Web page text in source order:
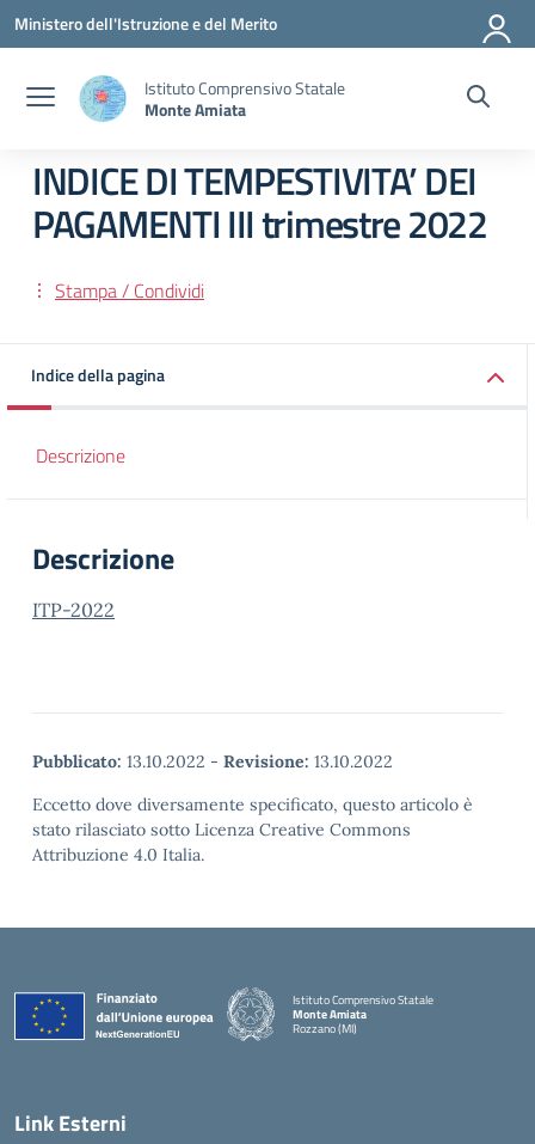
Vai ai contenuti
Vai al menu di navigazione
Vai al footer
Ministero dell'Istruzione e del Merito
Istituto Comprensivo Statale
Monte Amiata
INDICE DI TEMPESTIVITA’ DEI
PAGAMENTI III trimestre 2022
Stampa / Condividi
Indice della pagina
Descrizione
Descrizione
ITP-2022
Pubblicato: 13.10.2022 - Revisione: 13.10.2022
Eccetto dove diversamente specificato, questo articolo è
stato rilasciato sotto Licenza Creative Commons
Attribuzione 4.0 Italia.
Istituto Comprensivo Statale
Monte Amiata
Rozzano (MI)
Link Esterni